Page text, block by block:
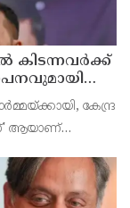
കിടന്നവര്‍ക്ക്
കേന്ദ്ര
ആയാണ്